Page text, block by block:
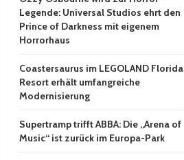
Legende: Universal Studios ehrt den
Prince of Darkness mit eigenem
Horrorhaus
Coastersaurus im LEGOLAND Florida
Resort erhält umfangreiche
Modernisierung
Supertramp trifft ABBA: Die „Arena of
Music“ ist zurück im Europa-Park